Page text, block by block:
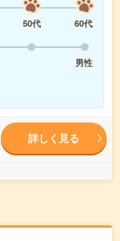
50代
60代
男性
詳しく見る